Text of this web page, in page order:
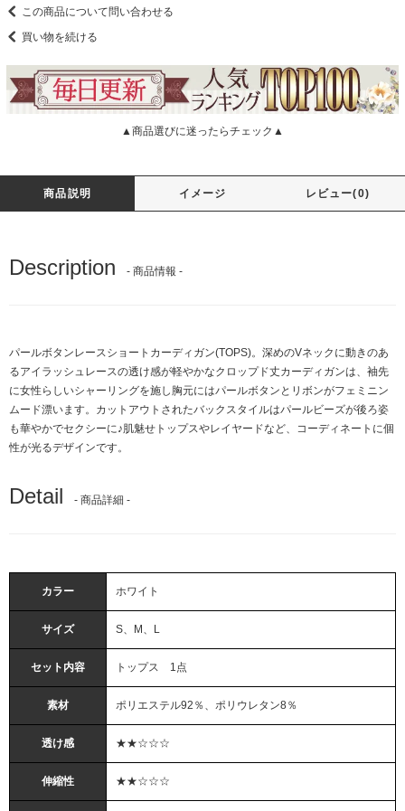
この商品について問い合わせる
買い物を続ける
▲商品選びに迷ったらチェック▲
商品説明 イメージ レビュー(0)
Description - 商品情報 -
パールボタンレースショートカーディガン(TOPS)。深めのVネックに動きのあ
るアイラッシュレースの透け感が軽やかなクロップド丈カーディガンは、袖先
に女性らしいシャーリングを施し胸元にはパールボタンとリボンがフェミニン
ムード漂います。カットアウトされたバックスタイルはパールビーズが後ろ姿
も華やかでセクシーに♪肌魅せトップスやレイヤードなど、コーディネートに個
性が光るデザインです。
Detail - 商品詳細 -
カラー ホワイト
サイズ S、M、L
セット内容 トップス 1点
素材 ポリエステル92％、ポリウレタン8％
透け感 ★★☆☆☆
伸縮性 ★★☆☆☆